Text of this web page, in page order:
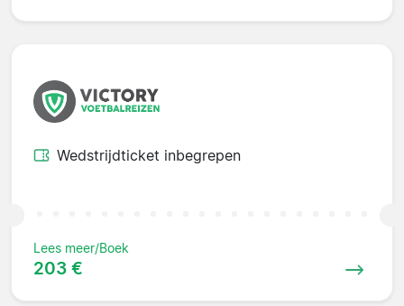
Wedstrijdticket inbegrepen
Lees meer/Boek
203 €